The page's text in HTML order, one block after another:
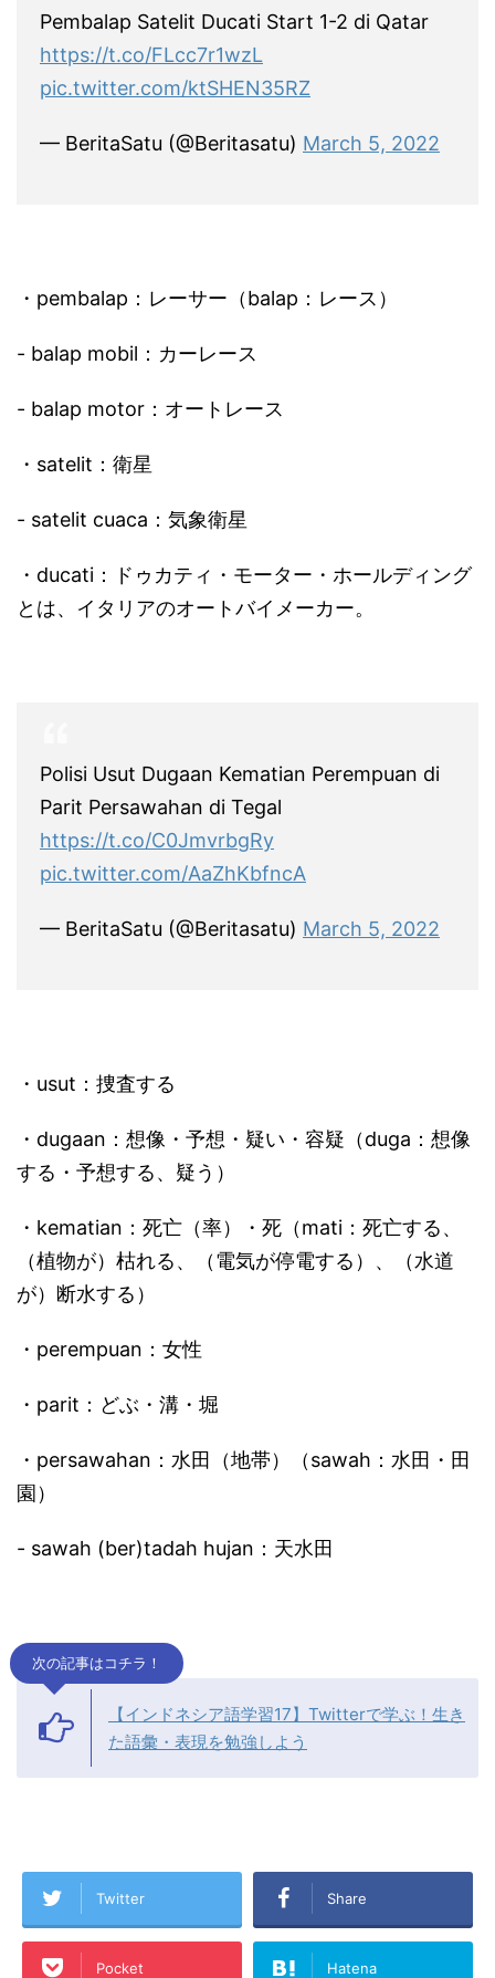
Pembalap Satelit Ducati Start 1-2 di Qatar
https://t.co/FLcc7r1wzL
pic.twitter.com/ktSHEN35RZ
— BeritaSatu (@Beritasatu) March 5, 2022
・pembalap：レーサー（balap：レース）
- balap mobil：カーレース
- balap motor：オートレース
・satelit：衛星
- satelit cuaca：気象衛星
・ducati：ドゥカティ・モーター・ホールディング
とは、イタリアのオートバイメーカー。
Polisi Usut Dugaan Kematian Perempuan di
Parit Persawahan di Tegal
https://t.co/C0JmvrbgRy
pic.twitter.com/AaZhKbfncA
— BeritaSatu (@Beritasatu) March 5, 2022
・usut：捜査する
・dugaan：想像・予想・疑い・容疑（duga：想像
する・予想する、疑う）
・kematian：死亡（率）・死（mati：死亡する、
（植物が）枯れる、（電気が停電する）、（水道
が）断水する）
・perempuan：女性
・parit：どぶ・溝・堀
・persawahan：水田（地帯）（sawah：水田・田
園）
- sawah (ber)tadah hujan：天水田
次の記事はコチラ！
【インドネシア語学習17】Twitterで学ぶ！生き
た語彙・表現を勉強しよう
Twitter Share
Pocket Hatena